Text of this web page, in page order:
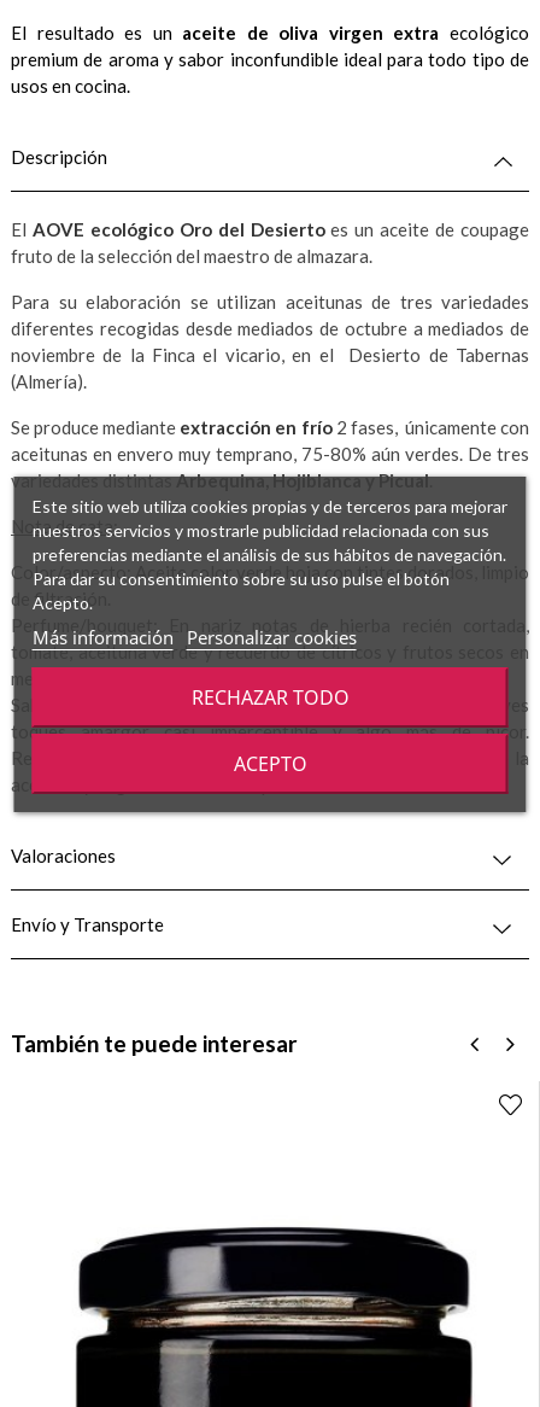
El resultado es un aceite de oliva virgen extra ecológico
premium de aroma y sabor inconfundible ideal para todo tipo de
usos en cocina.
Descripción
El AOVE ecológico Oro del Desiertoes un aceite de coupage
fruto de la selección del maestro de almazara.
Para su elaboración se utilizan aceitunas de tres variedades
diferentes recogidas desde mediados de octubre a mediados de
noviembre de la Finca el vicario, en el Desierto de Tabernas
(Almería).
Se produce mediante extracción en frío2 fases, únicamente con
aceitunas en envero muy temprano, 75-80% aún verdes. De tres
variedades distintasArbequina, Hojiblanca y Picual.
Nota de cata:
Color/aspecto: Aceite color verde hoja con tintes dorados, limpio
de filtración.
Perfume/bouquet: En nariz notas de hierba recién cortada,
tomate, aceituna verde y recuerdo de cítricos y frutos secos en
menor intensidad.
Sabor/sensación buco-táctil: En boca entrada suave con leves
toques amargor casi imperceptible y algo más de picor.
Retrogusto agradable con persistencia del sabor frutado de la
aceituna y vagos recuerdos del picor.
Valoraciones
Envío y Transporte
También te puede interesar
›
Este sitio web utiliza cookies propias y de terceros para mejorar
nuestros servicios y mostrarle publicidad relacionada con sus
preferencias mediante el análisis de sus hábitos de navegación.
Para dar su consentimiento sobre su uso pulse el botón
Acepto.
Más información Personalizar cookies
RECHAZAR TODO
ACEPTO